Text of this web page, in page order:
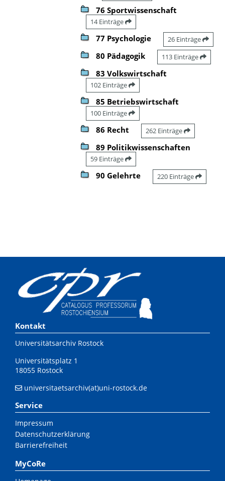
76 Sportwissenschaft
14 Einträge
77 Psychologie 26 Einträge
80 Pädagogik 113 Einträge
83 Volkswirtschaft
102 Einträge
85 Betriebswirtschaft
100 Einträge
86 Recht 262 Einträge
89 Politikwissenschaften
59 Einträge
90 Gelehrte 220 Einträge
Kontakt
Universitätsarchiv Rostock
Universitätsplatz 1
18055 Rostock
universitaetsarchiv(at)uni-rostock.de
Service
Impressum
Datenschutzerklärung
Barrierefreiheit
MyCoRe